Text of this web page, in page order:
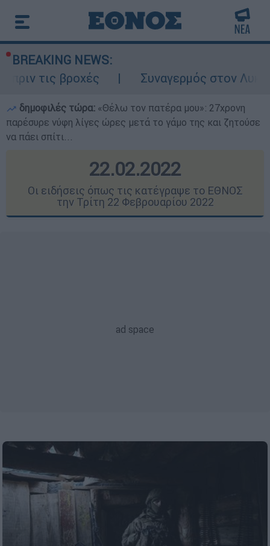
BREAKING NEWS:
Συναγερμός στον Λυκαβηττό: Σορός
δημοφιλές τώρα: «Θέλω τον πατέρα μου»: 27χρονη
παρέσυρε νύφη λίγες ώρες μετά το γάμο της και ζητούσε
να πάει σπίτι...
22.02.2022
Οι ειδήσεις όπως τις κατέγραψε το ΕΘΝΟΣ
την Τρίτη 22 Φεβρουαρίου 2022